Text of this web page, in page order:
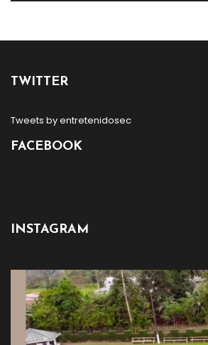
TWITTER
Tweets by entretenidosec
FACEBOOK
INSTAGRAM